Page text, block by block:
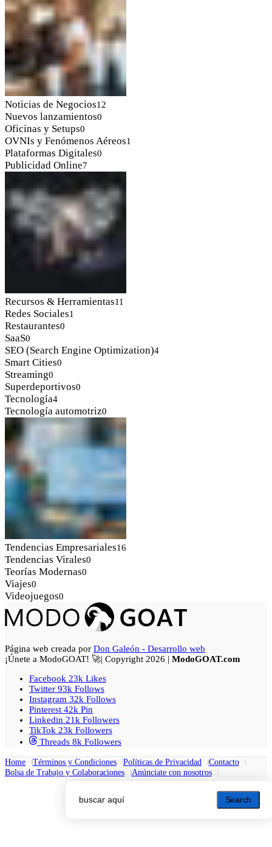
Search
Search
Noticias de Negocios12
Nuevos lanzamientos0
Oficinas y Setups0
OVNIs y Fenómenos Aéreos1
Plataformas Digitales0
Publicidad Online7
Recursos & Herramientas11
Redes Sociales1
Restaurantes0
SaaS0
SEO (Search Engine Optimization)4
Smart Cities0
Streaming0
Superdeportivos0
Tecnología4
Tecnología automotriz0
Tendencias Empresariales16
Tendencias Virales0
Teorías Modernas0
Viajes0
Videojuegos0
Página web creada por Don Galeón - Desarrollo web
¡Únete a ModoGOAT! 🚀| Copyright 2026 | ModoGOAT.com
Facebook 23k Likes
Twitter 93k Follows
Instagram 32k Follows
Pinterest 42k Pin
Linkedin 21k Followers
TikTok 23k Followers
Threads 8k Followers
Home Términos y Condiciones Políticas de Privacidad
Contacto
Bolsa de Trabajo y Colaboraciones
Anúnciate con nosotros